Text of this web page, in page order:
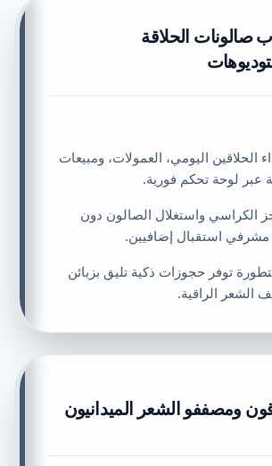
صالونات الحلاقة
الحلاقين اليومي، العمولات، ومبيعات
عبر لوحة تحكم فورية.
الكراسي واستغلال الصالون دون
مشرفي استقبال إضافيين.
توفر حجوزات ذكية تليق بزبائن
الشعر الراقية.
ومصففو الشعر الميدانيون